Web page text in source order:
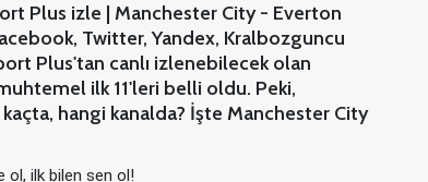
Plus izle | Manchester City - Everton
Twitter, Yandex, Kralbozguncu
Plus'tan canlı izlenebilecek olan
ilk 11'leri belli oldu. Peki,
hangi kanalda? İşte Manchester City
ol, ilk bilen sen ol!